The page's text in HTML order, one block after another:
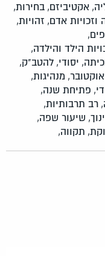
אקטיביזם, בחירות,
וזכויות אדם, זהויות,
הילד והילדה,
יסודי, להטב"ק,
מנהיגות,
פתיחת שנה,
רב תרבותיות,
שיעור שפה,
תקווה,